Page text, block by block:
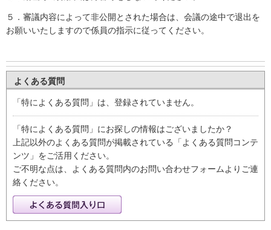
５．審議内容によって非公開とされた場合は、会議の途中で退出を
お願いいたしますので係員の指示に従ってください。
よくある質問
「特によくある質問」は、登録されていません。
「特によくある質問」にお探しの情報はございましたか？
上記以外のよくある質問が掲載されている「よくある質問コンテ
ンツ」をご活用ください。
ご不明な点は、よくある質問内のお問い合わせフォームよりご連
絡ください。